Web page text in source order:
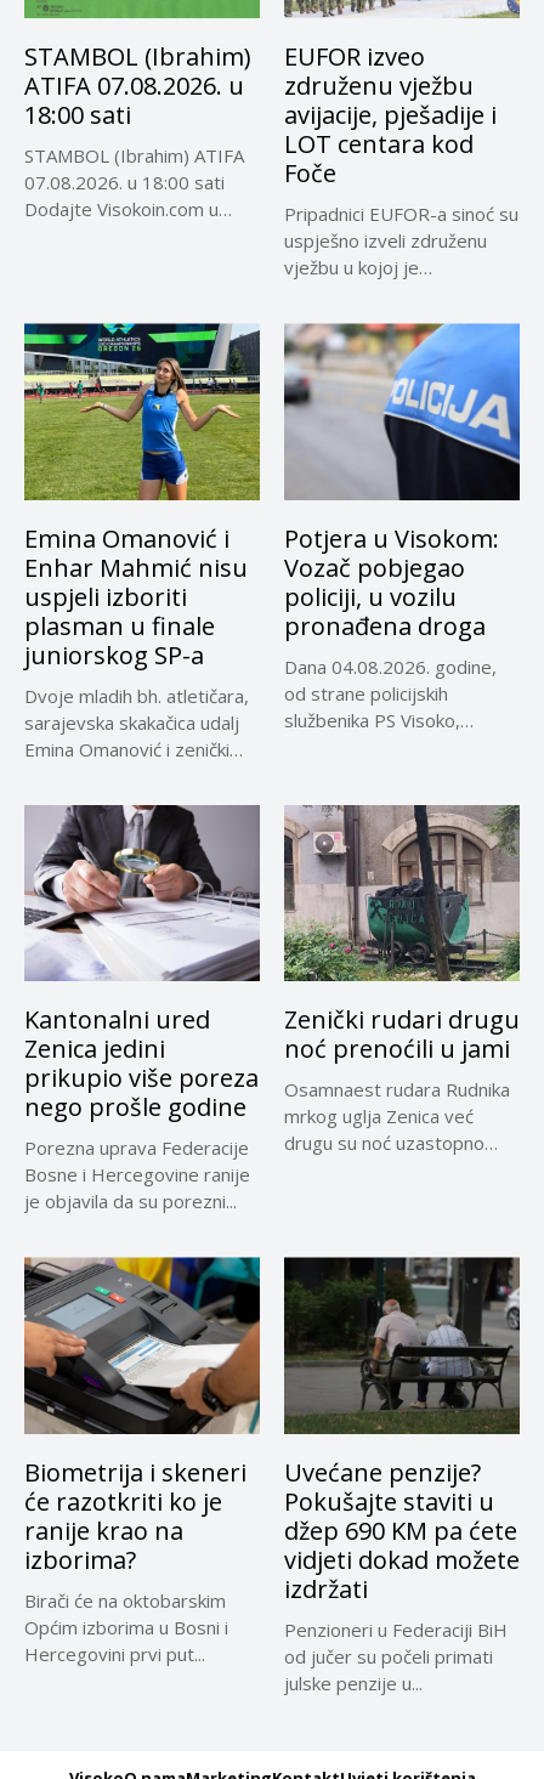
STAMBOL (Ibrahim)
ATIFA 07.08.2026. u
18:00 sati
STAMBOL (Ibrahim) ATIFA
07.08.2026. u 18:00 sati
Dodajte Visokoin.com u
EUFOR izveo
združenu vježbu
avijacije, pješadije i
LOT centara kod
Foče
Pripadnici EUFOR-a sinoć su
uspješno izveli združenu
vježbu u kojoj je
Emina Omanović i
Enhar Mahmić nisu
uspjeli izboriti
plasman u finale
juniorskog SP-a
Dvoje mladih bh. atletičara,
sarajevska skakačica udalj
Emina Omanović i zenički
Potjera u Visokom:
Vozač pobjegao
policiji, u vozilu
pronađena droga
Dana 04.08.2026. godine,
od strane policijskih
službenika PS Visoko,
Kantonalni ured
Zenica jedini
prikupio više poreza
nego prošle godine
Porezna uprava Federacije
Bosne i Hercegovine ranije
je objavila da su porezni...
Zenički rudari drugu
noć prenoćili u jami
Osamnaest rudara Rudnika
mrkog uglja Zenica već
drugu su noć uzastopno
Biometrija i skeneri
će razotkriti ko je
ranije krao na
izborima?
Birači će na oktobarskim
Općim izborima u Bosni i
Hercegovini prvi put...
Uvećane penzije?
Pokušajte staviti u
džep 690 KM pa ćete
vidjeti dokad možete
izdržati
Penzioneri u Federaciji BiH
od jučer su počeli primati
julske penzije u...